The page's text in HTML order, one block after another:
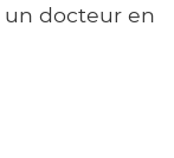
un docteur en